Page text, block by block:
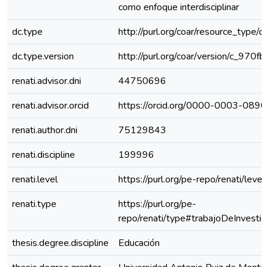
como enfoque interdisciplinar
dc.type
http://purl.org/coar/resource_type/
dc.type.version
http://purl.org/coar/version/
renati.advisor.dni
44750696
renati.advisor.orcid
https://orcid.org/0000-0003-
renati.author.dni
75129843
renati.discipline
199996
renati.level
https://purl.org/pe-repo/renati/
renati.type
https://purl.org/pe-
repo/renati/
thesis.degree.discipline
Educación